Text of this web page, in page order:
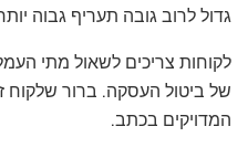
גדול לרוב גובה תעריף גבוה
לקוחות צריכים לשאול מתי
של ביטול העסקה. ברור שלקוח
המדויקים בכתב.